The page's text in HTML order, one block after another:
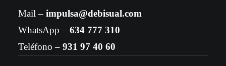
Mail – impulsa@debisual.com
WhatsApp – 634 777 310
Teléfono – 931 97 40 60